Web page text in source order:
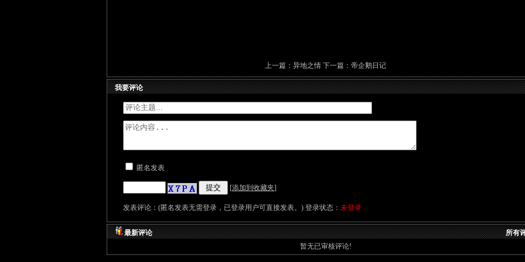
上一篇： 异地之情 下一篇： 帝企鹅日记
我要评论
匿名发表
[添加到收藏夹]
发表评论：(匿名发表无需登录，已登录用户可直接发表。) 登录状态： 未登录
最新评论
所有
暂无已审核评论!